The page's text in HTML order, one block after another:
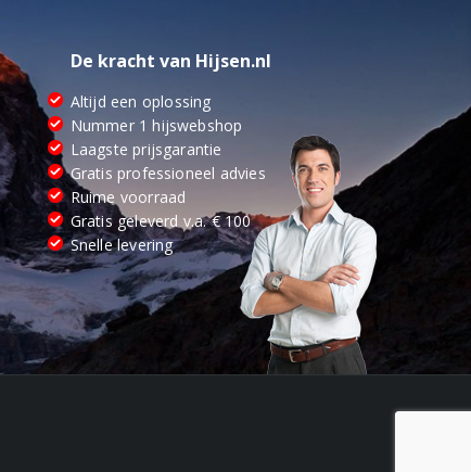
De kracht van Hijsen.nl
Altijd een oplossing
Nummer 1 hijswebshop
Laagste prijsgarantie
Gratis professioneel advies
Ruime voorraad
Gratis geleverd v.a. € 100
Snelle levering